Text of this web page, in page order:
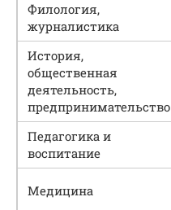
Филология,
журналистика
История,
общественная
деятельность,
предпринимательство
Педагогика и
воспитание
Медицина